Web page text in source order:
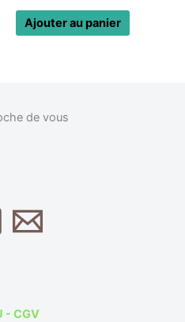
Ajouter au panier
de vous
- CGV